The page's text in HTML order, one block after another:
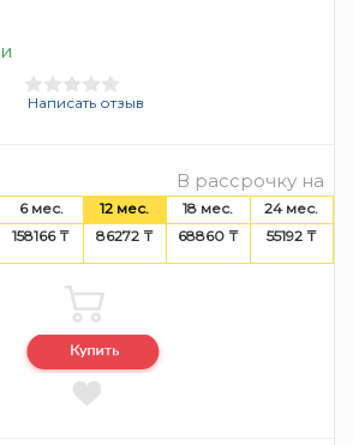
Написать отзыв
В рассрочку на
6 мес. 12 мес. 18 мес.
24 мес.
158166 ₸ 86272 ₸ 68860 ₸ 55192 ₸